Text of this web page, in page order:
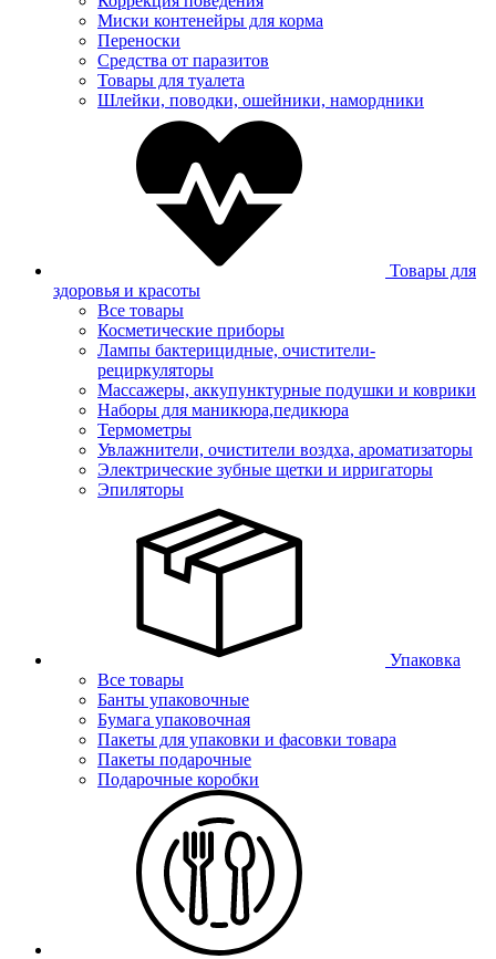
Миски контенейры для корма
Переноски
Средства от паразитов
Товары для туалета
Шлейки, поводки, ошейники, намордники
Товары для
здоровья и красоты
Все товары
Косметические приборы
Лампы бактерицидные, очистители-
рециркуляторы
Массажеры, аккупунктурные подушки и коврики
Наборы для маникюра,педикюра
Термометры
Увлажнители, очистители воздха, ароматизаторы
Электрические зубные щетки и ирригаторы
Эпиляторы
Упаковка
Все товары
Банты упаковочные
Бумага упаковочная
Пакеты для упаковки и фасовки товара
Пакеты подарочные
Подарочные коробки